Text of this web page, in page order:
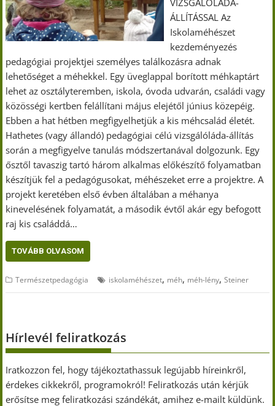
VIZSGÁLÓLÁDA-
ÁLLÍTÁSSAL Az
Iskolaméhészet
kezdeményezés
pedagógiai projektjei személyes találkozásra adnak
lehetőséget a méhekkel. Egy üveglappal borított méhkaptárt
lehet az osztályteremben, iskola, óvoda udvarán, családi vagy
közösségi kertben felállítani május elejétől június közepéig.
Ebben a hat hétben megfigyelhetjük a kis méhcsalád életét.
Hathetes (vagy állandó) pedagógiai célú vizsgálóláda-állítás
során a megfigyelve tanulás módszertanával dolgozunk. Egy
ősztől tavaszig tartó három alkalmas előkészítő folyamatban
készítjük fel a pedagógusokat, méhészeket erre a projektre. A
projekt keretében első évben általában a méhanya
kinevelésének folyamatát, a második évtől akár egy befogott
raj kis családdá…
TOVÁBB OLVASOM
Természetpedagógia iskolaméhészet, méh, méh-lény,Steiner
Hírlevél feliratkozás
Iratkozzon fel, hogy tájékoztathassuk legújabb híreinkről,
érdekes cikkekről, programokról! Feliratkozás után kérjük
erősítse meg feliratkozási szándékát, amihez e-mailt küldünk.